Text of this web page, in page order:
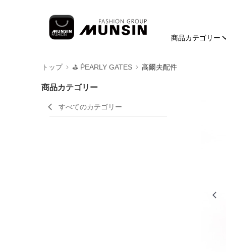
商品カテゴリー
トップ ⛳️ ṔEARLY GATES 高爾夫配件
商品カテゴリー
すべてのカテゴリー